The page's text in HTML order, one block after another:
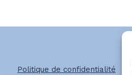
Politique de confidentialité